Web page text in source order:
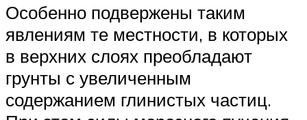
Особенно подвержены таким
явлениям те местности, в которых
в верхних слоях преобладают
грунты с увеличенным
содержанием глинистых частиц.